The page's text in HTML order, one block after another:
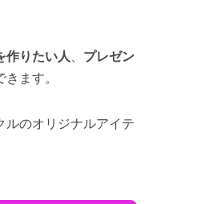
作りたい人
プレゼン
ます。
ルのオリジナルアイテ